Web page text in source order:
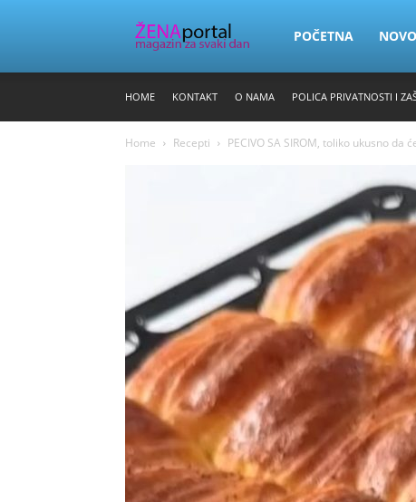
Zena
POČETNA NOVO
HOME KONTAKT O NAMA POLICA PRIVATNOSTI I
Home Recepti PECIVO SA SIROM, toliko ukusno da